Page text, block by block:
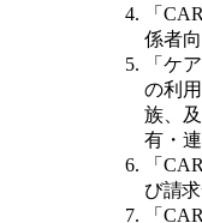
「
係者
「ケ
の利
族、
有・
「
び請
「